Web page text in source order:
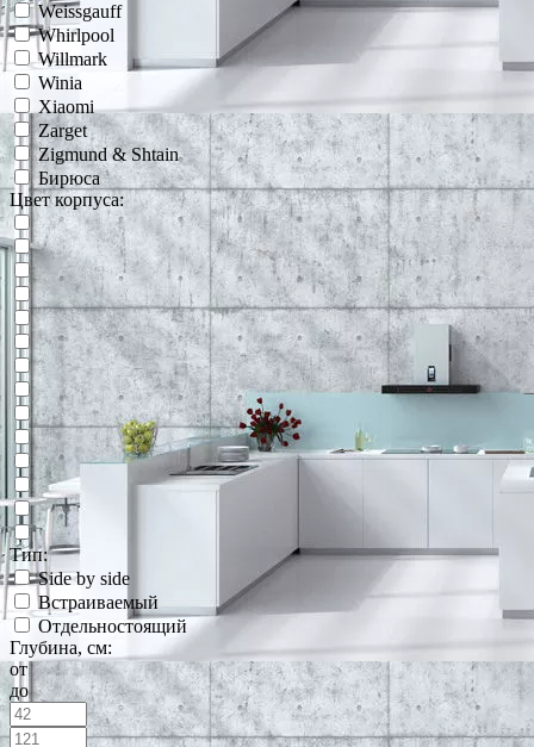
Weissgauff
Whirlpool
Willmark
Winia
Xiaomi
Zarget
Zigmund & Shtain
Бирюса
Цвет корпуса:
Тип:
Side by side
Встраиваемый
Отдельностоящий
Глубина, см:
от
до